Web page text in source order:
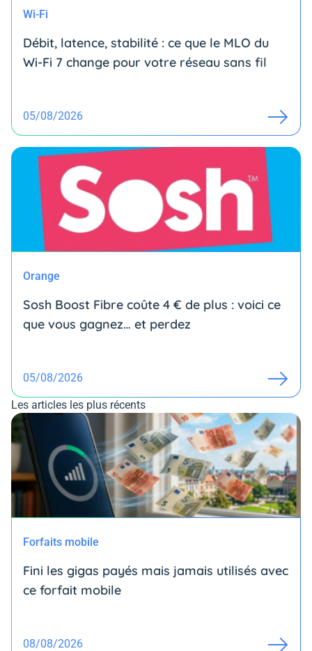
Wi-Fi
Débit, latence, stabilité : ce que le MLO du
Wi-Fi 7 change pour votre réseau sans fil
05/08/2026
Orange
Sosh Boost Fibre coûte 4 € de plus : voici ce
que vous gagnez… et perdez
05/08/2026
Les articles les plus récents
Forfaits mobile
Fini les gigas payés mais jamais utilisés avec
ce forfait mobile
08/08/2026